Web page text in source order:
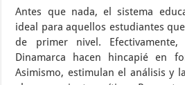
Antes que nada, el sistema
ideal para aquellos estudiantes
de primer nivel.
Dinamarca hacen hincapié en
Asimismo, estimulan el análisis y